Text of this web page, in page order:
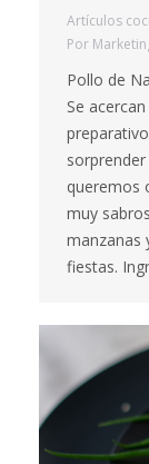
Artículos
Por
Pollo de
Se
queremos
muy
manzanas
fiestas.